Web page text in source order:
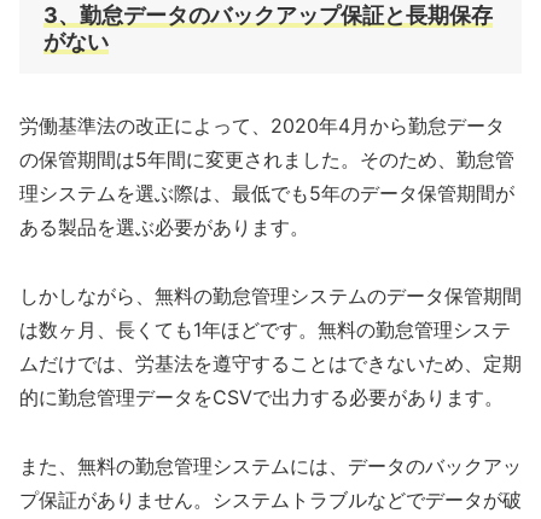
3、勤怠データのバックアップ保証と長期保存
がない
労働基準法の改正によって、2020年4月から勤怠データ
の保管期間は5年間に変更されました。そのため、勤怠管
理システムを選ぶ際は、最低でも5年のデータ保管期間が
ある製品を選ぶ必要があります。
しかしながら、無料の勤怠管理システムのデータ保管期間
は数ヶ月、長くても1年ほどです。無料の勤怠管理システ
ムだけでは、労基法を遵守することはできないため、定期
的に勤怠管理データをCSVで出力する必要があります。
また、無料の勤怠管理システムには、データのバックアッ
プ保証がありません。システムトラブルなどでデータが破